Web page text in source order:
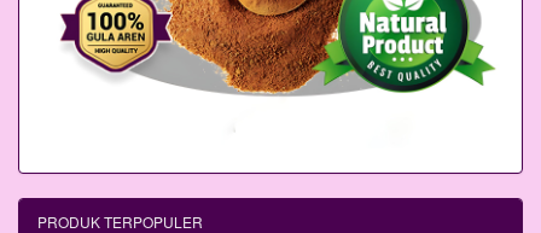
PRODUK TERPOPULER